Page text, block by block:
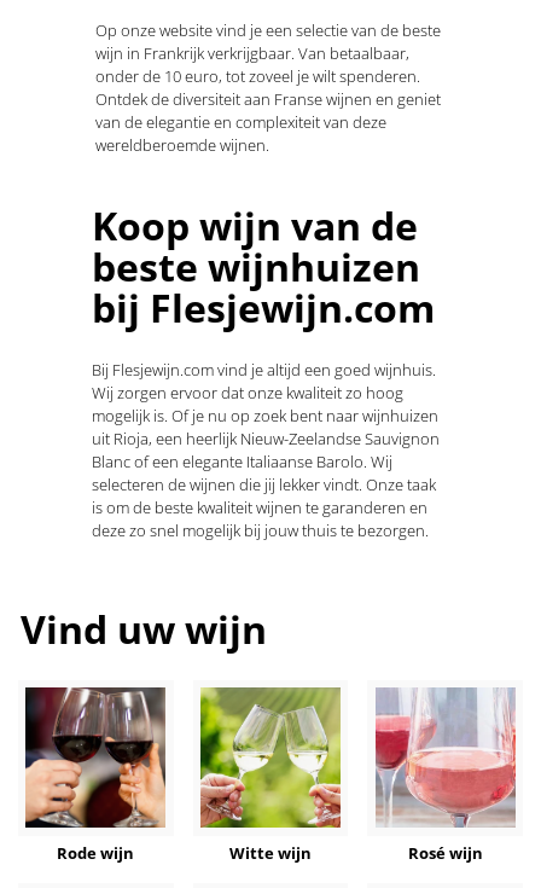
Op onze website vind je een selectie van de beste
wijn in Frankrijk verkrijgbaar. Van betaalbaar,
onder de 10 euro, tot zoveel je wilt spenderen.
Ontdek de diversiteit aan Franse wijnen en geniet
van de elegantie en complexiteit van deze
wereldberoemde wijnen.
Koop wijn van de
beste wijnhuizen
bij Flesjewijn.com
Bij Flesjewijn.com vind je altijd een goed wijnhuis.
Wij zorgen ervoor dat onze kwaliteit zo hoog
mogelijk is. Of je nu op zoek bent naar wijnhuizen
uit Rioja, een heerlijk Nieuw-Zeelandse Sauvignon
Blanc of een elegante Italiaanse Barolo. Wij
selecteren de wijnen die jij lekker vindt. Onze taak
is om de beste kwaliteit wijnen te garanderen en
deze zo snel mogelijk bij jouw thuis te bezorgen.
Vind uw wijn
Rode wijn Witte wijn Rosé wijn